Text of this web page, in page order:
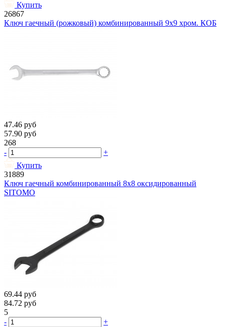
Купить
26867
Ключ гаечный (рожковый) комбинированный 9х9 хром. КОБ
47.46 руб
57.90 руб
268
-
+
Купить
31889
Ключ гаечный комбинированный 8х8 оксидированный
SITOMO
69.44 руб
84.72 руб
5
-
+